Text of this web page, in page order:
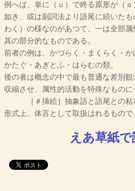
例へば、単に（ｕ）で終る原形が（
如き、或は副詞法より語尾に続いたも
わく）の様なのがあつて、一は全部
其の部分的なものである。
前者の例は、かづらく・まくらく・か
かたぐ・あぎとふ・はらむの類。
後の者は概念の中で最も普通な差別
収縮させ、属性的活動を特殊なものに
［＃挿絵］抽象語と語尾との粘
形式上、体言として取扱はれるもの
えあ草紙で